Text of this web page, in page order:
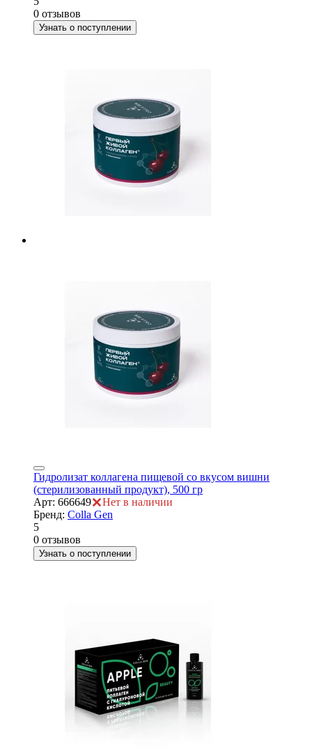
0 отзывов
Узнать о поступлении
Гидролизат коллагена пищевой со вкусом вишни
(стерилизованный продукт), 500 гр
Арт: 666649
Нет в наличии
Бренд: Colla Gen
5
0 отзывов
Узнать о поступлении